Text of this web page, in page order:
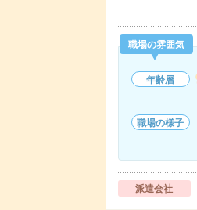
職場の雰囲気
年齢層
職場の様子
派遣会社